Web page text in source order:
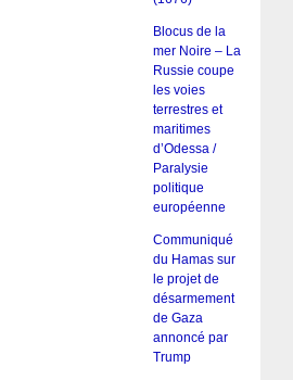
Blocus de la
mer Noire – La
Russie coupe
les voies
terrestres et
maritimes
d’Odessa /
Paralysie
politique
européenne
Communiqué
du Hamas sur
le projet de
désarmement
de Gaza
annoncé par
Trump